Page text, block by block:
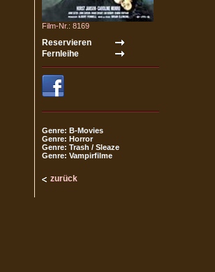
Film-Nr.: 8169
Genre: B-Movies
Genre: Horror
Genre: Trash / Sleaze
Genre: Vampirfilme
zurück